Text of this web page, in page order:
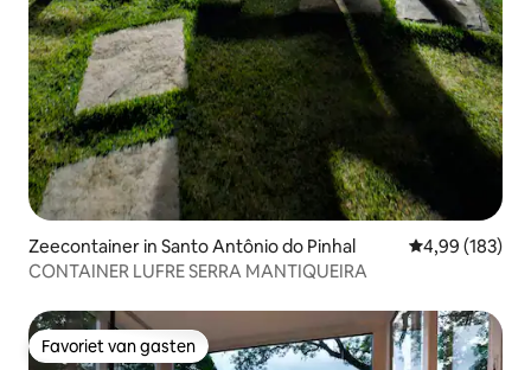
Zeecontainer in Santo Antônio do Pinhal Gemiddelde
4,99 (183)
CONTAINER LUFRE SERRA MANTIQUEIRA
Favoriet van gasten
Favoriet van gasten